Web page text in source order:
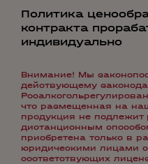
Политика
контракта
индивидуально
Внимание! Мы
действующему
что размещенная на
продукция не подлежит
дистанционным
приобретена только в
юридическими лицами
соответствующих